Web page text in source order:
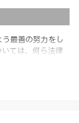
最善の努力をし
ては、何ら法律